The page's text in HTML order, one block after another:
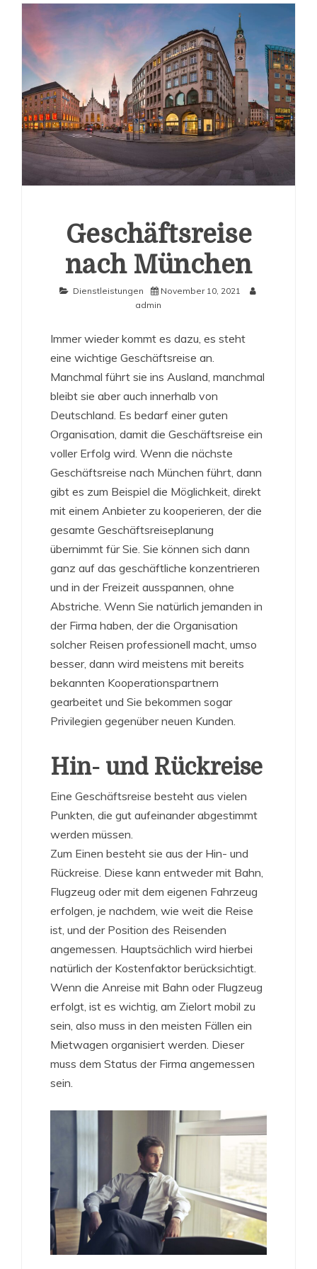
Geschäftsreise
nach München
Dienstleistungen
November 10, 2021
admin
Immer wieder kommt es dazu, es steht
eine wichtige Geschäftsreise an.
Manchmal führt sie ins Ausland, manchmal
bleibt sie aber auch innerhalb von
Deutschland. Es bedarf einer guten
Organisation, damit die Geschäftsreise ein
voller Erfolg wird. Wenn die nächste
Geschäftsreise nach München führt, dann
gibt es zum Beispiel die Möglichkeit, direkt
mit einem Anbieter zu kooperieren, der die
gesamte Geschäftsreiseplanung
übernimmt für Sie. Sie können sich dann
ganz auf das geschäftliche konzentrieren
und in der Freizeit ausspannen, ohne
Abstriche. Wenn Sie natürlich jemanden in
der Firma haben, der die Organisation
solcher Reisen professionell macht, umso
besser, dann wird meistens mit bereits
bekannten Kooperationspartnern
gearbeitet und Sie bekommen sogar
Privilegien gegenüber neuen Kunden.
Hin- und Rückreise
Eine Geschäftsreise besteht aus vielen
Punkten, die gut aufeinander abgestimmt
werden müssen.
Zum Einen besteht sie aus der Hin- und
Rückreise. Diese kann entweder mit Bahn,
Flugzeug oder mit dem eigenen Fahrzeug
erfolgen, je nachdem, wie weit die Reise
ist, und der Position des Reisenden
angemessen. Hauptsächlich wird hierbei
natürlich der Kostenfaktor berücksichtigt.
Wenn die Anreise mit Bahn oder Flugzeug
erfolgt, ist es wichtig, am Zielort mobil zu
sein, also muss in den meisten Fällen ein
Mietwagen organisiert werden. Dieser
muss dem Status der Firma angemessen
sein.